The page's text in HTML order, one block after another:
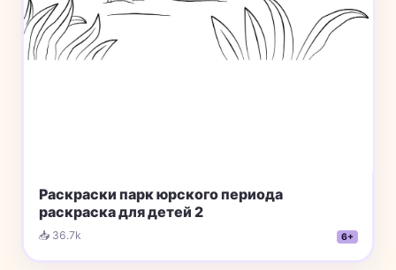
Раскраски парк юрского периода
раскраска для детей 2
📥 36.7k 6+